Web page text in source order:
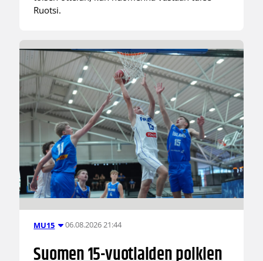
Ruotsi.
MU15 06.08.2026 21:44
Suomen 15-vuotiaiden poikien